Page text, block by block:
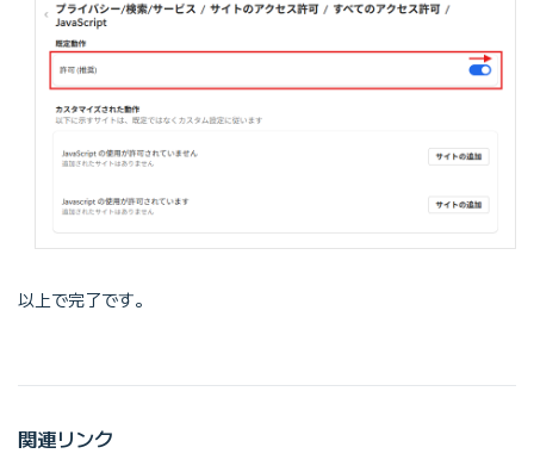
以上で完了です。
関連リンク